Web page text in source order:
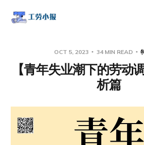
OCT 5, 2023 34 MIN READ
【青年失业潮下的劳动
析篇